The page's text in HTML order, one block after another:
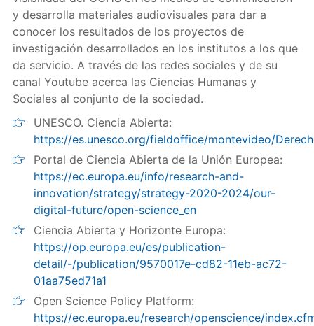
y desarrolla materiales audiovisuales para dar a
conocer los resultados de los proyectos de
investigación desarrollados en los institutos a los que
da servicio. A través de las redes sociales y de su
canal Youtube acerca las Ciencias Humanas y
Sociales al conjunto de la sociedad.
UNESCO. Ciencia Abierta:
https://es.unesco.org/fieldoffice/montevideo/
Portal de Ciencia Abierta de la Unión Europea:
https://ec.europa.eu/info/research-and-
innovation/strategy/strategy-2020-2024/our-
digital-future/open-science_en
Ciencia Abierta y Horizonte Europa:
https://op.europa.eu/es/publication-
detail/-/publication/9570017e-cd82-11eb-ac72-
01aa75ed71a1
Open Science Policy Platform:
https://ec.europa.eu/research/openscience/